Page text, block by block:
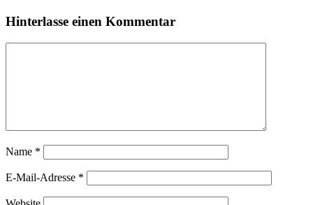
Hinterlasse einen Kommentar
Name *
E-Mail-Adresse *